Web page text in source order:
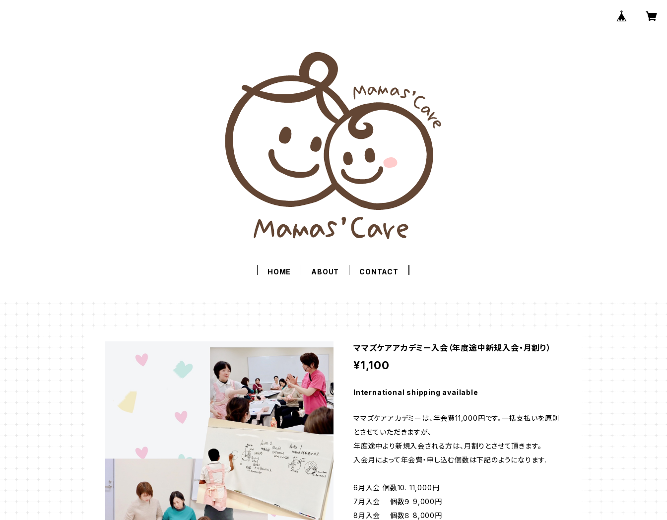
HOME ABOUT CONTACT
ママズケアアカデミー入会（年度途中新規入会・月割り）
¥1,100
International shipping available
ママズケアアカデミーは、年会費11,000円です。一括支払いを原則
とさせていただきますが、
年度途中より新規入会される方は、月割りとさせて頂きます。
入会月によって年会費・申し込む個数は下記のようになります.
6月入会 個数10. 11,000円
7月入会 個数９ 9,000円
8月入会 個数８ 8,000円